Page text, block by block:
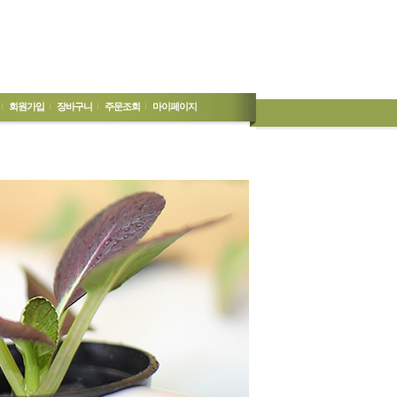
회원가입 장바구니 주문조회 마이페이지